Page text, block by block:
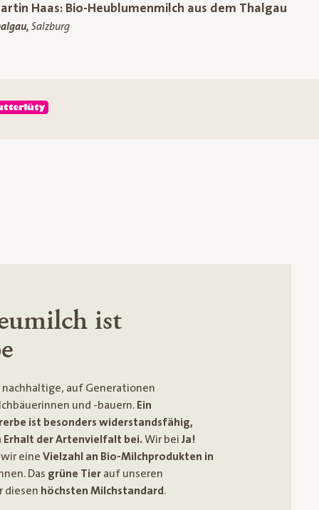
Haas: Bio-Heublumenmilch aus dem Thalgau
Salzburg
ist
auf Generationen
und -bauern. Ein
ist besonders widerstandsfähig,
Erhalt der Artenvielfalt bei. Wir bei Ja!
eine Vielzahl an Bio-Milchprodukten in
Das grüne Tier auf unseren
diesen höchsten Milchstandard.